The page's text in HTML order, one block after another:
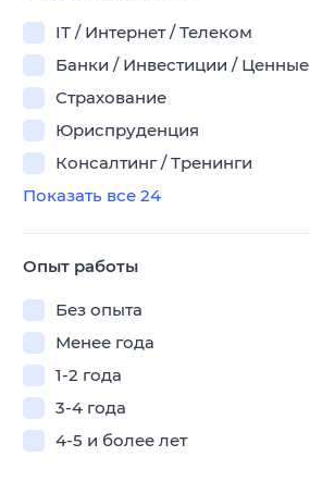
IT / Интернет / Телеком
Банки / Инвестиции /
Страхование
Юриспруденция
Консалтинг / Тренинги
Показать все 24
Опыт работы
Без опыта
Менее года
1-2 года
3-4 года
4-5 и более лет